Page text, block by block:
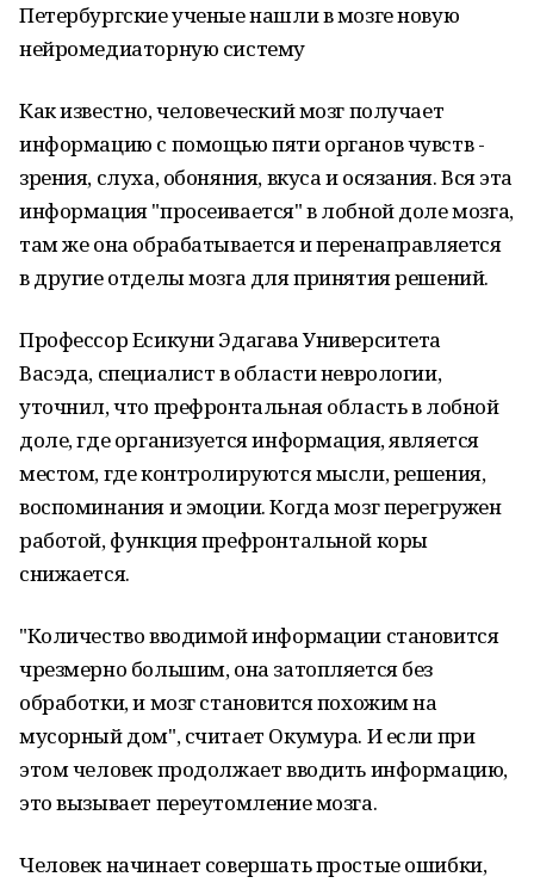
Петербургские ученые нашли в мозге новую
нейромедиаторную систему
Как известно, человеческий мозг получает
информацию с помощью пяти органов чувств -
зрения, слуха, обоняния, вкуса и осязания. Вся эта
информация "просеивается" в лобной доле мозга,
там же она обрабатывается и перенаправляется
в другие отделы мозга для принятия решений.
Профессор Есикуни Эдагава Университета
Васэда, специалист в области неврологии,
уточнил, что префронтальная область в лобной
доле, где организуется информация, является
местом, где контролируются мысли, решения,
воспоминания и эмоции. Когда мозг перегружен
работой, функция префронтальной коры
снижается.
"Количество вводимой информации становится
чрезмерно большим, она затопляется без
обработки, и мозг становится похожим на
мусорный дом", считает Окумура. И если при
этом человек продолжает вводить информацию,
это вызывает переутомление мозга.
Человек начинает совершать простые ошибки,